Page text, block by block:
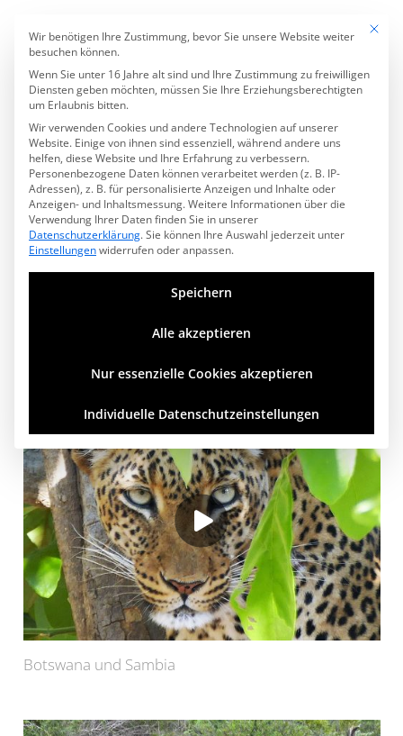
Reisen & Sport Videos
Botswana und Sambia
Mit
Wir benötigen Ihre Zustimmung, bevor Sie unsere Website weiter
besuchen können.
Wenn Sie unter 16 Jahre alt sind und Ihre Zustimmung zu freiwilligen
Diensten geben möchten, müssen Sie Ihre Erziehungsberechtigten
um Erlaubnis bitten.
Wir verwenden Cookies und andere Technologien auf unserer
Website. Einige von ihnen sind essenziell, während andere uns
helfen, diese Website und Ihre Erfahrung zu verbessern.
Personenbezogene Daten können verarbeitet werden (z. B. IP-
Adressen), z. B. für personalisierte Anzeigen und Inhalte oder
Anzeigen- und Inhaltsmessung.Weitere Informationen über die
Verwendung Ihrer Daten finden Sie in unserer
Datenschutzerklärung.Sie können Ihre Auswahl jederzeit unter
Einstellungenwiderrufen oder anpassen.
Speichern
Alle akzeptieren
Nur essenzielle Cookies akzeptieren
Individuelle Datenschutzeinstellungen